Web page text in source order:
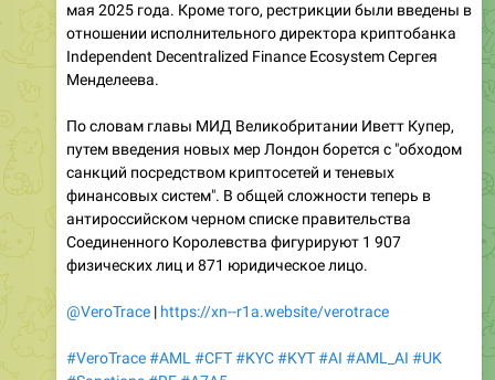
мая 2025 года. Кроме того, рестрикции были введены в
отношении исполнительного директора криптобанка
Independent Decentralized Finance Ecosystem Сергея
Менделеева.
По словам главы МИД Великобритании Иветт Купер,
путем введения новых мер Лондон борется с "обходом
санкций посредством криптосетей и теневых
финансовых систем". В общей сложности теперь в
антироссийском черном списке правительства
Соединенного Королевства фигурируют 1 907
физических лиц и 871 юридическое лицо.
@VeroTrace | https://xn--r1a.website/verotrace
#VeroTrace#AML#CFT#KYC#KYT#AI #AML_AI #UK